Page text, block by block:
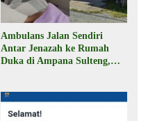
Ambulans Jalan Sendiri
Antar Jenazah ke Rumah
Duka di Ampana Sulteng,